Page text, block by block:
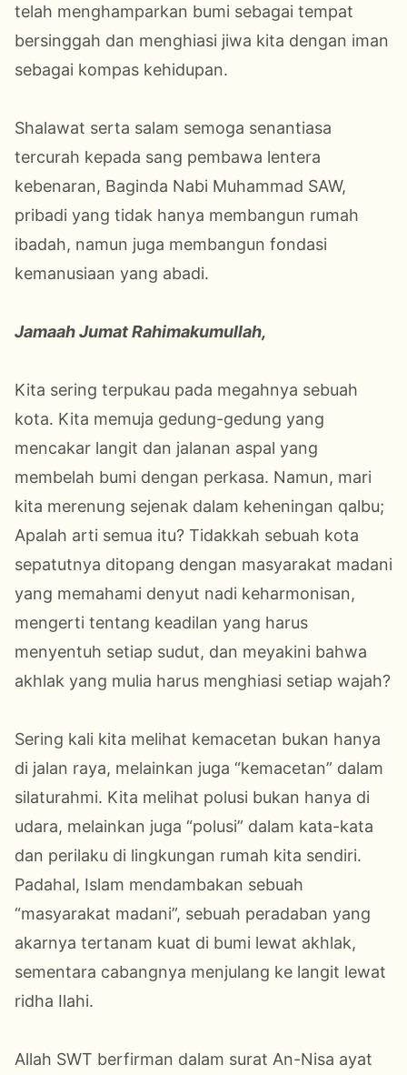
telah menghamparkan bumi sebagai tempat
bersinggah dan menghiasi jiwa kita dengan iman
sebagai kompas kehidupan.
Shalawat serta salam semoga senantiasa
tercurah kepada sang pembawa lentera
kebenaran, Baginda Nabi Muhammad SAW,
pribadi yang tidak hanya membangun rumah
ibadah, namun juga membangun fondasi
kemanusiaan yang abadi.
Jamaah Jumat Rahimakumullah,
Kita sering terpukau pada megahnya sebuah
kota. Kita memuja gedung-gedung yang
mencakar langit dan jalanan aspal yang
membelah bumi dengan perkasa. Namun, mari
kita merenung sejenak dalam keheningan qalbu;
Apalah arti semua itu? Tidakkah sebuah kota
sepatutnya ditopang dengan masyarakat madani
yang memahami denyut nadi keharmonisan,
mengerti tentang keadilan yang harus
menyentuh setiap sudut, dan meyakini bahwa
akhlak yang mulia harus menghiasi setiap wajah?
Sering kali kita melihat kemacetan bukan hanya
di jalan raya, melainkan juga “kemacetan” dalam
silaturahmi. Kita melihat polusi bukan hanya di
udara, melainkan juga “polusi” dalam kata-kata
dan perilaku di lingkungan rumah kita sendiri.
Padahal, Islam mendambakan sebuah
“masyarakat madani”, sebuah peradaban yang
akarnya tertanam kuat di bumi lewat akhlak,
sementara cabangnya menjulang ke langit lewat
ridha Ilahi.
Allah SWT berfirman dalam surat An-Nisa ayat